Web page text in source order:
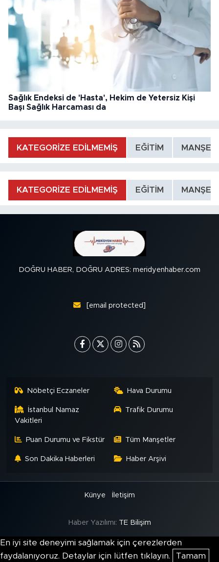
Sağlık Endeksi de 'Hasta', Hekim de Yetersiz Kişi
Başı Sağlık Harcaması da
KATEGORİZE EDİLMEMİŞ EĞİTİM MANŞET
KATEGORİZE EDİLMEMİŞ EĞİTİM MANŞET
DOĞRU HABER, DOĞRU ADRES: meridyenhaber.com
[email protected]
Nöbetçi Eczaneler Hava Durumu
İstanbul Namaz
Vakitleri
Trafik Durumu
Puan Durumu ve Fikstür Tüm Manşetler
Son Dakika Haberleri Haber Arşivi
Künye İletişim
Haber Yazılımı: TE Bilişim
En iyi site deneyimi sağlamak için çerezlerden
faydalanıyoruz. Detaylar için lütfen tıklayın.
Tamam